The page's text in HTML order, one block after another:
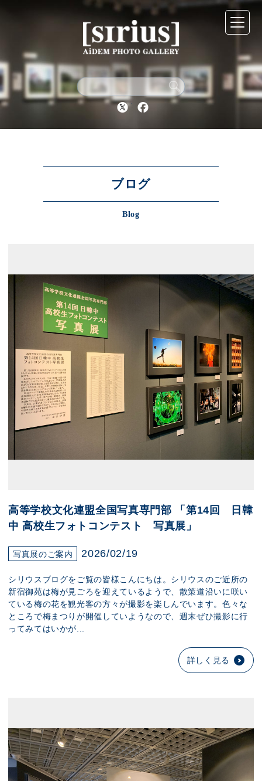
Twitter Facebook
ブログ
Blog
高等学校文化連盟全国写真専門部 「第14回 日韓
中 高校生フォトコンテスト 写真展」
写真展のご案内 2026/02/19
シリウスブログをご覧の皆様こんにちは。シリウスのご近所の
新宿御苑は梅が見ごろを迎えているようで、散策道沿いに咲い
ている梅の花を観光客の方々が撮影を楽しんでいます。色々な
ところで梅まつりが開催していようなので、週末ぜひ撮影に行
ってみてはいかが...
詳しく見る
シリウスについて
展示スケジュール